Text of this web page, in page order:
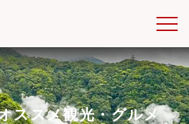
ススメ観光・グルメ